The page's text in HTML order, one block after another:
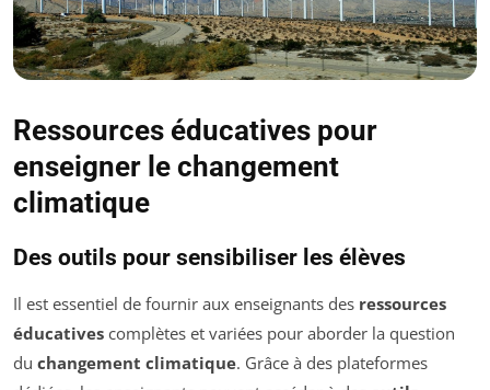
Ressources éducatives pour
enseigner le changement
climatique
Des outils pour sensibiliser les élèves
Il est essentiel de fournir aux enseignants des ressources
éducatives complètes et variées pour aborder la question
du changement climatique. Grâce à des plateformes